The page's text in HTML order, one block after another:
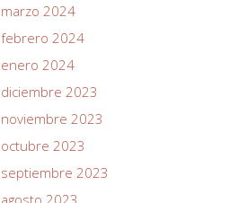
marzo 2024
febrero 2024
enero 2024
diciembre 2023
noviembre 2023
octubre 2023
septiembre 2023
agosto 2023